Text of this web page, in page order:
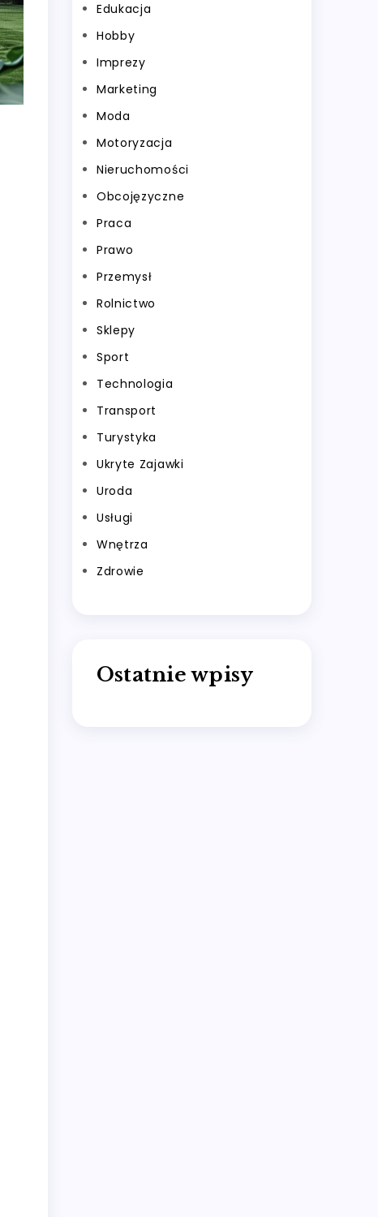
Edukacja
Hobby
Imprezy
Marketing
Moda
Motoryzacja
Nieruchomości
Obcojęzyczne
Praca
Prawo
Przemysł
Rolnictwo
Sklepy
Sport
Technologia
Transport
Turystyka
Ukryte Zajawki
Uroda
Usługi
Wnętrza
Zdrowie
Ostatnie wpisy